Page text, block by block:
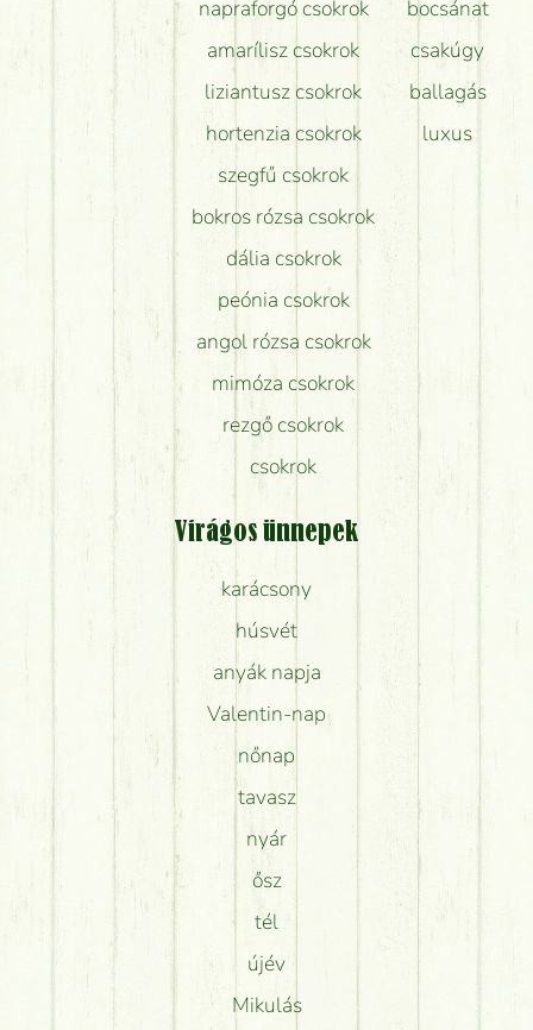
napraforgó csokrok
amarílisz csokrok
liziantusz csokrok
hortenzia csokrok
szegfű csokrok
bokros rózsa csokrok
dália csokrok
peónia csokrok
angol rózsa csokrok
mimóza csokrok
rezgő csokrok
csokrok
bocsánat
csakúgy
ballagás
luxus
Virágos ünnepek
karácsony
húsvét
anyák napja
Valentin-nap
nőnap
tavasz
nyár
ősz
tél
újév
Mikulás